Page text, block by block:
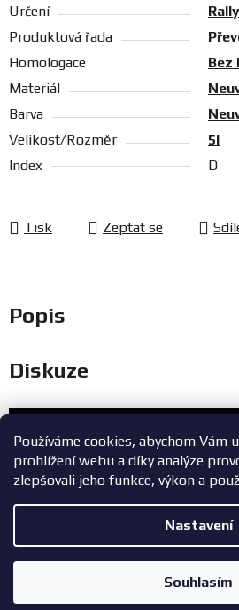
Používáme cookies, abychom Vám
prohlížení webu a díky analýze
zlepšovali jeho funkce, výkon a
Nastavení
Souhlasím
Určení
Rally
Produktová řada
Homologace
Bez
Materiál
Barva
Velikost/Rozměr
5l
Index
D
Tisk Zeptat se
Popis
Diskuze
Zákaznický
+420 603
Copyright 2026ZavodniAuta.cz.
Zásady